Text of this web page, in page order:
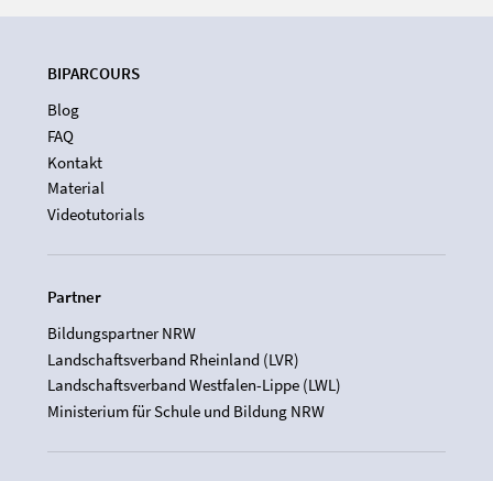
BIPARCOURS
Blog
FAQ
Kontakt
Material
Videotutorials
Partner
Bildungspartner NRW
Landschaftsverband Rheinland (LVR)
Landschaftsverband Westfalen-Lippe (LWL)
Ministerium für Schule und Bildung NRW